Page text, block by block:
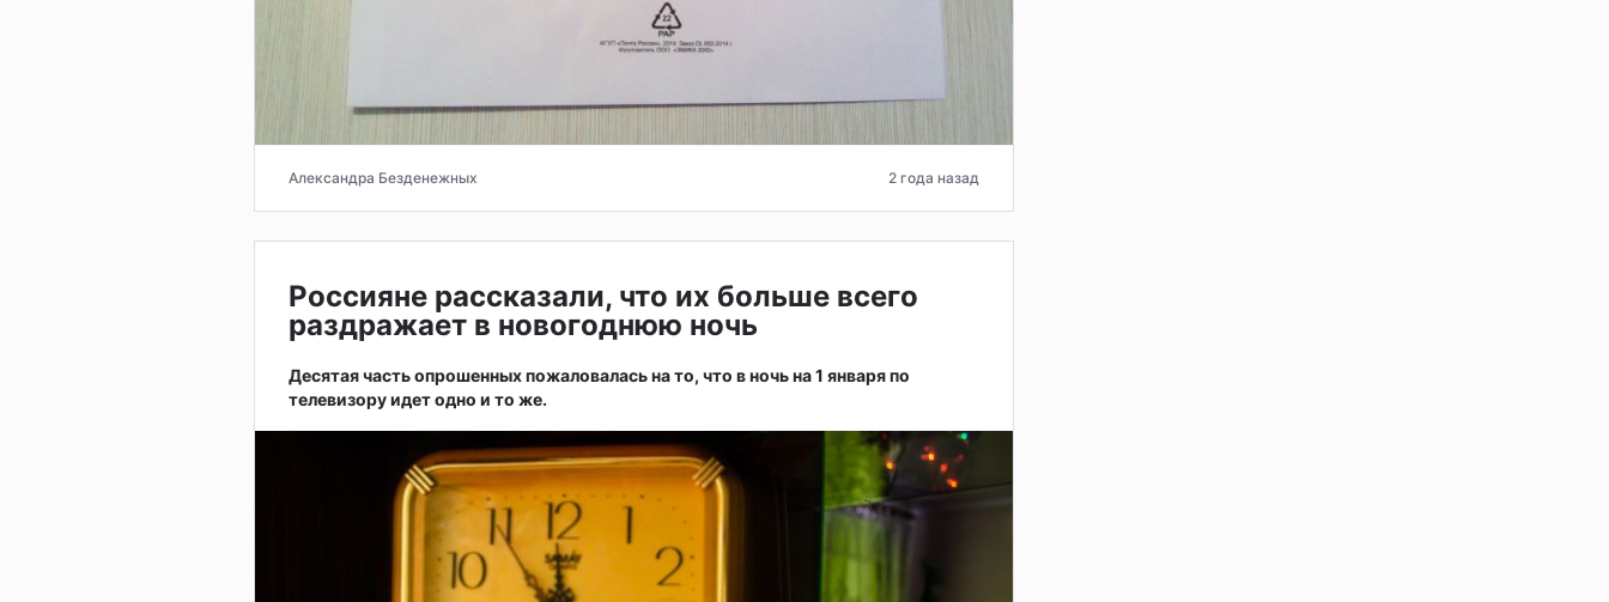
Александра Безденежных 2 года назад
Россияне рассказали, что их больше всего
раздражает в новогоднюю ночь
Десятая часть опрошенных пожаловалась на то, что в ночь на 1 января по
телевизору идет одно и то же.